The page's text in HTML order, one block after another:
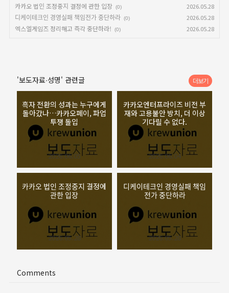
카카오 법인 조정중지 결정에 관한 입장 (0) 2026.05.28
디케이테크인 경영실패 책임전가 중단하라 (0) 2026.05.28
엑스엘게임즈 정리해고 즉각 중단하라! (0) 2026.05.28
'보도자료∙성명' 관련글
흑자 전환의 성과는 누구에게
돌아갔나…카카오페이, 파업
투쟁 돌입
2026.06.05
카카오엔터프라이즈 비전 부
재와 고용불안 방치, 더 이상
기다릴 수 없다.
2026.06.04
카카오 법인 조정중지 결정에
관한 입장
2026.05.28
디케이테크인 경영실패 책임
전가 중단하라
2026.05.28
더보기
Comments